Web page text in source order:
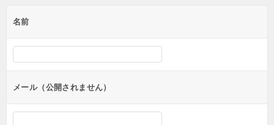
名前
メール（公開されません）